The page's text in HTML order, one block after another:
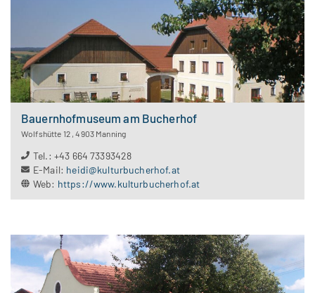
Bauernhofmuseum am Bucherhof
Wolfshütte 12 ,4903 Manning
Tel.: +43 664 73393428
E-Mail: heidi@kulturbucherhof.at
Web: https://www.kulturbucherhof.at